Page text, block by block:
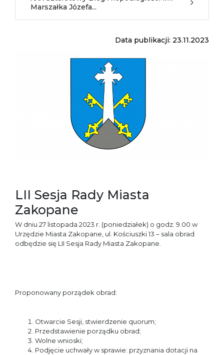
Marszałka Józefa...
Data publikacji: 23.11.2023
LII Sesja Rady Miasta
Zakopane
W dniu 27 listopada 2023 r. (poniedziałek) o godz. 9.00 w
Urzędzie Miasta Zakopane, ul. Kościuszki 13 – sala obrad
odbędzie się LII Sesja Rady Miasta Zakopane.
Proponowany porządek obrad:
Otwarcie Sesji, stwierdzenie quorum;
Przedstawienie porządku obrad;
Wolne wnioski;
Podjęcie uchwały w sprawie: przyznania dotacji na